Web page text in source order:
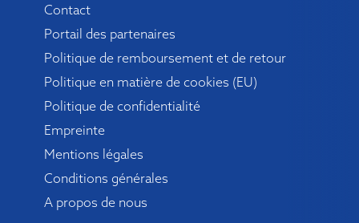
Contact
Portail des partenaires
Politique de remboursement et de retour
Politique en matière de cookies (EU)
Politique de confidentialité
Empreinte
Mentions légales
Conditions générales
A propos de nous